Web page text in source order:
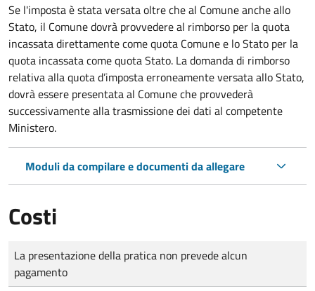
Se l'imposta è stata versata oltre che al Comune anche allo
Stato, il Comune dovrà provvedere al rimborso per la quota
incassata direttamente come quota Comune e lo Stato per la
quota incassata come quota Stato. La domanda di rimborso
relativa alla quota d’imposta erroneamente versata allo Stato,
dovrà essere presentata al Comune che provvederà
successivamente alla trasmissione dei dati al competente
Ministero.
Moduli da compilare e documenti da allegare
Costi
Tipo di pagamento
Importo
La presentazione della pratica non prevede alcun
pagamento